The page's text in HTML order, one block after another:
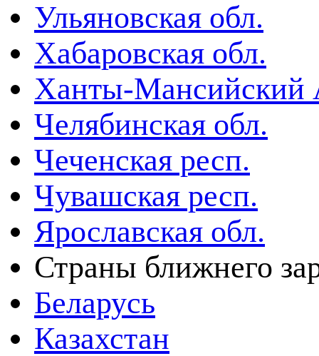
Ульяновская обл.
Хабаровская обл.
Ханты-
Челябинская обл.
Чеченская респ.
Чувашская респ.
Ярославская обл.
Страны ближнего
Беларусь
Казахстан